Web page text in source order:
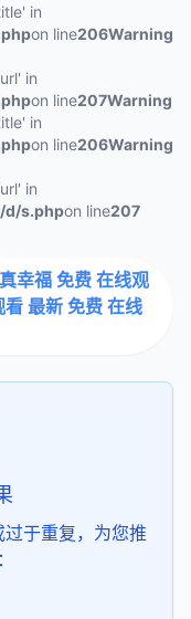
in
on line206Warning
in
on line207Warning
in
on line206Warning
in
d/s.phpon line207
幸福 免费 在线观
最新 免费 在线
于重复，为您推